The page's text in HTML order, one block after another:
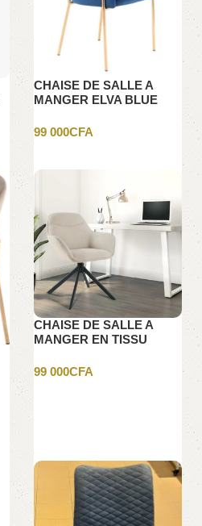
CHAISE DE SALLE A
MANGER ELVA BLUE
99 000CFA
CHAISE DE SALLE A
MANGER EN TISSU
99 000CFA